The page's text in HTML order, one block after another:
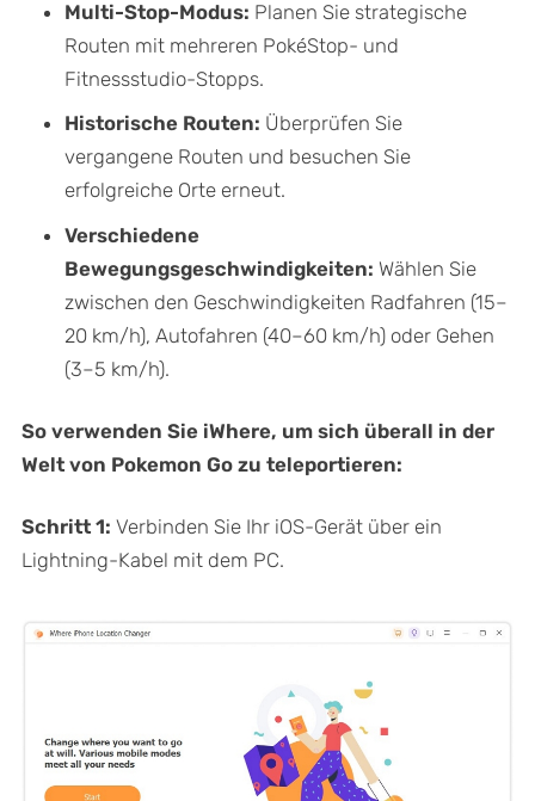
Multi-Stop-Modus: Planen Sie strategische
Routen mit mehreren PokéStop- und
Fitnessstudio-Stopps.
Historische Routen: Überprüfen Sie
vergangene Routen und besuchen Sie
erfolgreiche Orte erneut.
Verschiedene
Bewegungsgeschwindigkeiten: Wählen Sie
zwischen den Geschwindigkeiten Radfahren (15–
20 km/h), Autofahren (40–60 km/h) oder Gehen
(3–5 km/h).
So verwenden Sie iWhere, um sich überall in der
Welt von Pokemon Go zu teleportieren:
Schritt 1: Verbinden Sie Ihr iOS-Gerät über ein
Lightning-Kabel mit dem PC.